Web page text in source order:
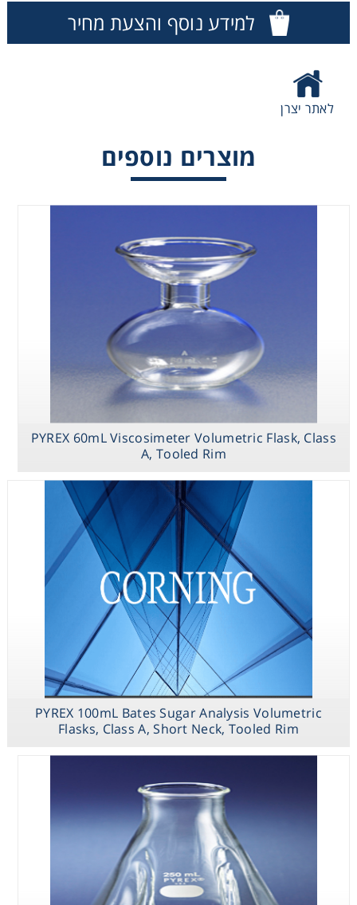
למידע נוסף והצעת מחיר
לאתר יצרן
מוצרים נוספים
PYREX 60mL Viscosimeter Volumetric Flask, Class
A, Tooled Rim
PYREX 100mL Bates Sugar Analysis Volumetric
Flasks, Class A, Short Neck, Tooled Rim
Viscosimeter
Flask, Class A,
Bates Sugar
Analysis
Volumetric
Flasks, Class A,
Short Neck,
Tooled Rim
Trypsinizing
Flasks with
Baffles
Low Actinic
Narrow Mouth
Erlenmeyer
Flask with PYREX
Filtration
Glassware
Plasticware
Consumables
Chemicals